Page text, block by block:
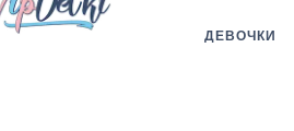
ДЕВОЧКИ